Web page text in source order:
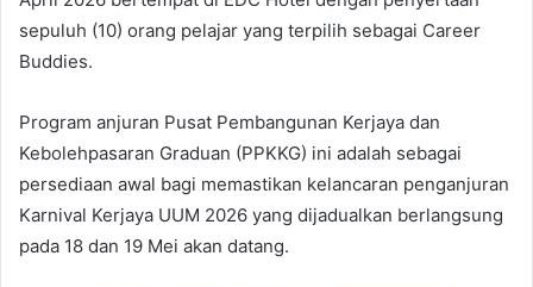
sepuluh (10) orang pelajar yang terpilih sebagai Career
Buddies.
Program anjuran Pusat Pembangunan Kerjaya dan
Kebolehpasaran Graduan (PPKKG) ini adalah sebagai
persediaan awal bagi memastikan kelancaran penganjuran
Karnival Kerjaya UUM 2026 yang dijadualkan berlangsung
pada 18 dan 19 Mei akan datang.